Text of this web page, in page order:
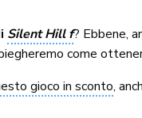
Silent Hill f? Ebbene,
come
gioco in sconto,